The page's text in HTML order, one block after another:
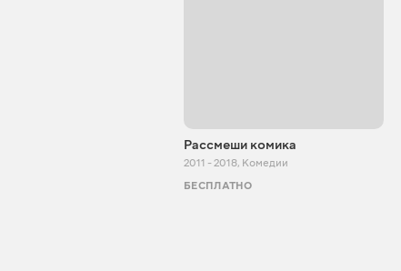
Рассмеши комика
2011 - 2018, Комедии
БЕСПЛАТНО